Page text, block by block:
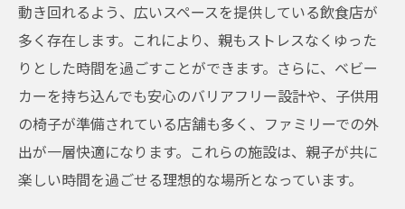
店
快適さにこだわった子供用椅子があるレス
トラン
親子でくつろげる大阪市北区のおしゃれカ
フェ
子供用椅子が完備された大阪市北区の人気
動き回れるよう、広いスペースを提供している飲食店が
多く存在します。これにより、親もストレスなくゆった
りとした時間を過ごすことができます。さらに、ベビー
カーを持ち込んでも安心のバリアフリー設計や、子供用
の椅子が準備されている店舗も多く、ファミリーでの外
出が一層快適になります。これらの施設は、親子が共に
楽しい時間を過ごせる理想的な場所となっています。